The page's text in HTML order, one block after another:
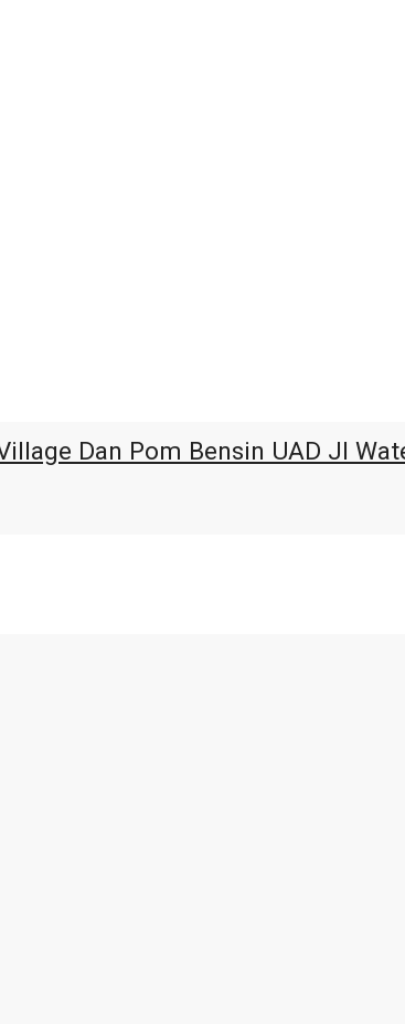
Dan Pom Bensin UAD Jl